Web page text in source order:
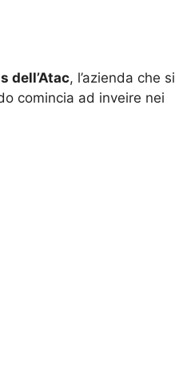
dell’Atac, l’azienda che si
comincia ad inveire nei